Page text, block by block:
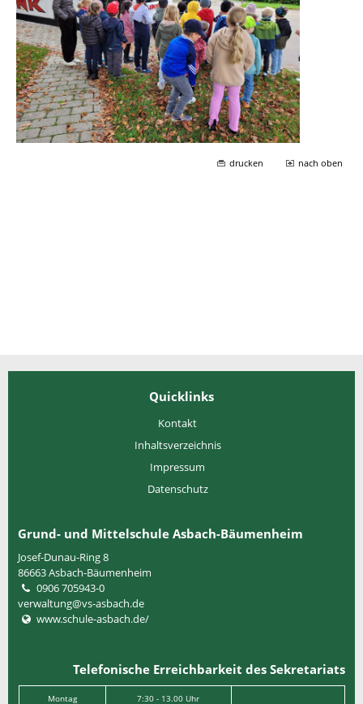
drucken nach oben
Quicklinks
Kontakt
Inhaltsverzeichnis
Impressum
Datenschutz
Grund- und Mittelschule Asbach-Bäumenheim
Josef-Dunau-Ring 8
86663Asbach-Bäumenheim
0906 705943-0
verwaltung@vs-asbach.de
www.schule-asbach.de/
Telefonische Erreichbarkeit des Sekretariats
Montag 7:30 - 13.00 Uhr